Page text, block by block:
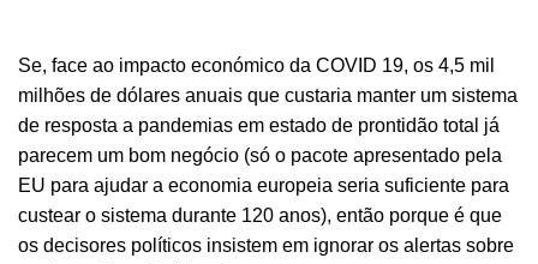
Se, face ao impacto económico da COVID 19, os 4,5 mil
milhões de dólares anuais que custaria manter um sistema
de resposta a pandemias em estado de prontidão total já
parecem um bom negócio (só o pacote apresentado pela
EU para ajudar a economia europeia seria suficiente para
custear o sistema durante 120 anos), então porque é que
os decisores políticos insistem em ignorar os alertas sobre